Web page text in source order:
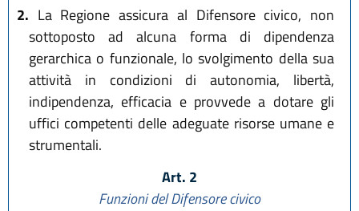
2. La Regione assicura al Difensore civico, non
sottoposto ad alcuna forma di dipendenza
gerarchica o funzionale, lo svolgimento della sua
attività in condizioni di autonomia, libertà,
indipendenza, efficacia e provvede a dotare gli
uffici competenti delle adeguate risorse umane e
strumentali.
Art. 2
Funzioni del Difensore civico